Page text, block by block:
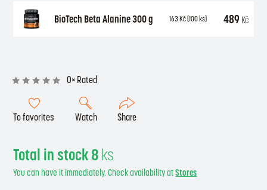
BioTech Beta Alanine 300 g 163Kč(100 ks) 489 Kč
0× Rated
To favorites Watch Share
Total in stock 8ks
You can have it immediately. Check availability atStores